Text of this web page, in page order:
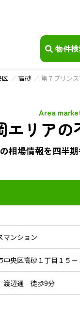
物件
区 高砂 第７プリン
エリア
Area
相場情報を四半
マンション
中央区高砂１丁目１５－
渡辺通 徒歩9分